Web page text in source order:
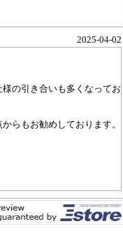
2025-04-02
の引き合いも多くなってお
らもお勧めしております。